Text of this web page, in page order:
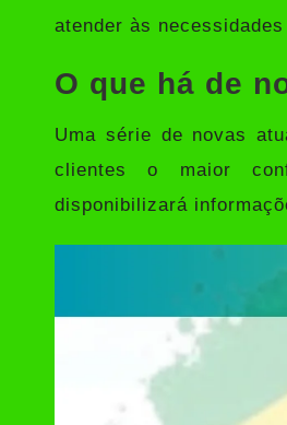
atender às
O que há de
Uma série de novas
clientes o maior
disponibilizará